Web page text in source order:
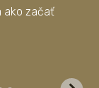
ako začať